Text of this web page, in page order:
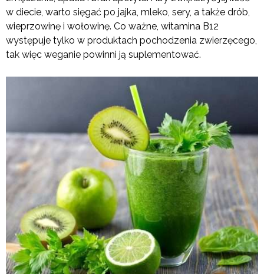
w diecie, warto sięgać po jajka, mleko, sery, a także drób,
wieprzowinę i wołowinę. Co ważne, witamina B12
występuje tylko w produktach pochodzenia zwierzęcego,
tak więc weganie powinni ją suplementować.